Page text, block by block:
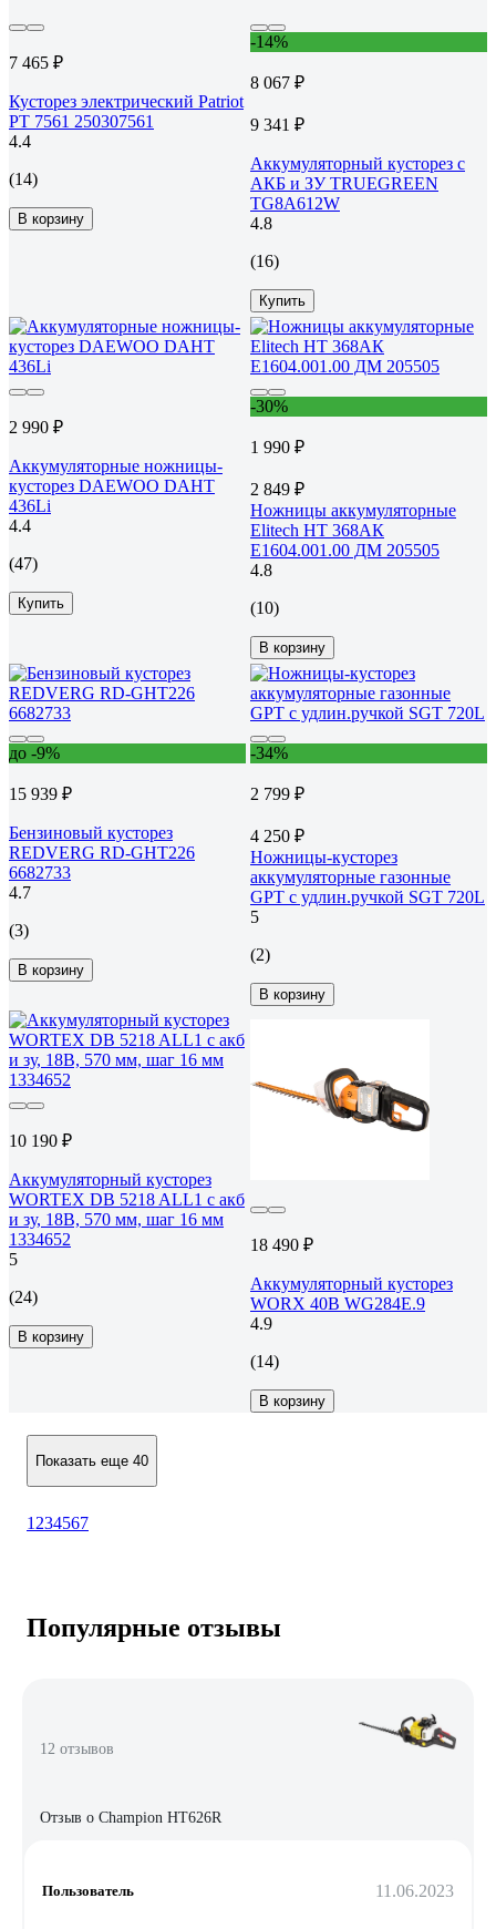
7 465 ₽
Кусторез электрический Patriot
PT 7561 250307561
4.4
(14)
В корзину
-14%
8 067 ₽
9 341 ₽
Аккумуляторный кусторез с
АКБ и ЗУ TRUEGREEN
TG8A612W
4.8
(16)
Купить
2 990 ₽
Аккумуляторные ножницы-
кусторез DAEWOO DAHT
436Li
4.4
(47)
Купить
-30%
1 990 ₽
2 849 ₽
Ножницы аккумуляторные
Elitech НТ 368АК
E1604.001.00 ДМ 205505
4.8
(10)
В корзину
до -9%
15 939 ₽
Бензиновый кусторез
REDVERG RD-GHT226
6682733
4.7
(3)
В корзину
-34%
2 799 ₽
4 250 ₽
Ножницы-кусторез
аккумуляторные газонные
GPT с удлин.ручкой SGT 720L
5
(2)
В корзину
10 190 ₽
Аккумуляторный кусторез
WORTEX DB 5218 ALL1 с акб
и зу, 18В, 570 мм, шаг 16 мм
1334652
5
(24)
В корзину
18 490 ₽
Аккумуляторный кусторез
WORX 40В WG284E.9
4.9
(14)
В корзину
Показать еще 40
1 234567
Популярные отзывы
12 отзывов
Отзыв о Champion HT626R
Пользователь 11.06.2023